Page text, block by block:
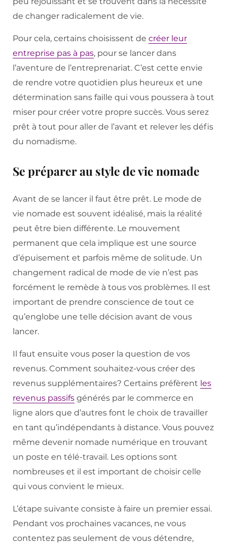
de changer radicalement de vie.
Pour cela, certains choisissent de créer leur
entreprise pas à pas, pour se lancer dans
l’aventure de l’entreprenariat. C’est cette envie
de rendre votre quotidien plus heureux et une
détermination sans faille qui vous poussera à tout
miser pour créer votre propre succès. Vous serez
prêt à tout pour aller de l’avant et relever les défis
du nomadisme.
Se préparer au style de vie nomade
Avant de se lancer il faut être prêt. Le mode de
vie nomade est souvent idéalisé, mais la réalité
peut être bien différente. Le mouvement
permanent que cela implique est une source
d’épuisement et parfois même de solitude. Un
changement radical de mode de vie n’est pas
forcément le remède à tous vos problèmes. Il est
important de prendre conscience de tout ce
qu’englobe une telle décision avant de vous
lancer.
Il faut ensuite vous poser la question de vos
revenus. Comment souhaitez-vous créer des
revenus supplémentaires? Certains préfèrent les
revenus passifs générés par le commerce en
ligne alors que d’autres font le choix de travailler
en tant qu’indépendants à distance. Vous pouvez
même devenir nomade numérique en trouvant
un poste en télé-travail. Les options sont
nombreuses et il est important de choisir celle
qui vous convient le mieux.
L’étape suivante consiste à faire un premier essai.
Pendant vos prochaines vacances, ne vous
contentez pas seulement de vous détendre,